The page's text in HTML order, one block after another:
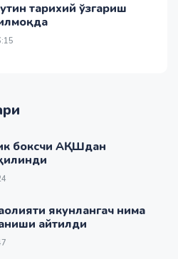
тарихий ўзгариш
боксчи АҚШдан
якунлангач нима
айтилди